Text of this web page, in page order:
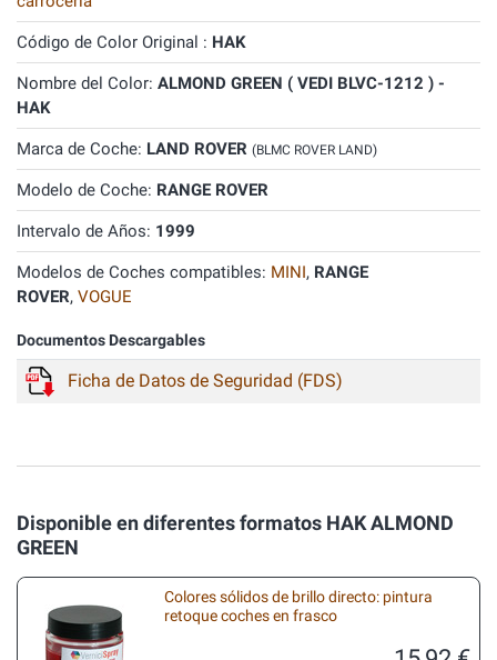
Código de Color Original : HAK
Nombre del Color: ALMOND GREEN ( VEDI BLVC-1212 ) -
HAK
Marca de Coche: LAND ROVER (BLMC ROVER LAND)
Modelo de Coche: RANGE ROVER
Intervalo de Años: 1999
Modelos de Coches compatibles: MINI, RANGE
ROVER, VOGUE
Documentos Descargables
Ficha de Datos de Seguridad (FDS)
Disponible en diferentes formatos HAK ALMOND
GREEN
Colores sólidos de brillo directo: pintura
retoque coches en frasco